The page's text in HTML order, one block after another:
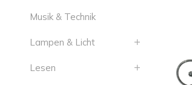
Musik & Technik
Lampen & Licht
Lesen